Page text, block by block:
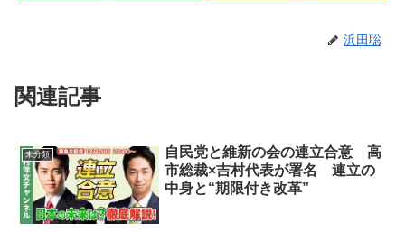
浜田聡
関連記事
未分類
自民党と維新の会の連立合意 高
市総裁×吉村代表が署名 連立の
中身と“期限付き改革”